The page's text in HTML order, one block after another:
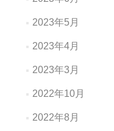
2023年5月
2023年4月
2023年3月
2022年10月
2022年8月